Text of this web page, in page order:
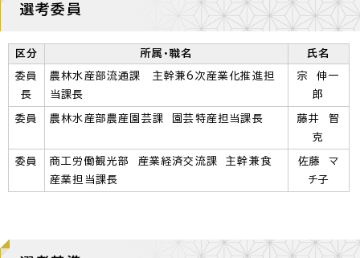
選考委員
区分 所属・職名 氏名
委員
長
農林水産部流通課 主幹兼6次産業化推進担
当課長
宗 伸一
郎
委員 農林水産部農産園芸課 園芸特産担当課長
藤井 智
克
委員
商工労働観光部 産業経済交流課 主幹兼食
産業担当課長
佐藤 マ
チ子